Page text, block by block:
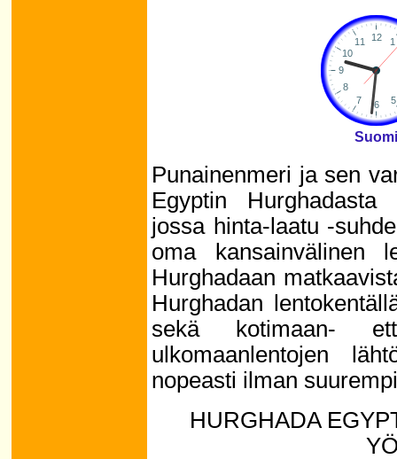
Suomi
Punainenmeri ja sen
Egyptin Hurghadasta
jossa hinta-laatu -
oma kansainvälinen
Hurghadaan
Hurghadan
sekä kotimaan-
ulkomaanlentojen
nopeasti ilman
HURGHADA